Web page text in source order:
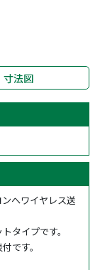
寸法図
へワイヤレス送
タイプです。
です。